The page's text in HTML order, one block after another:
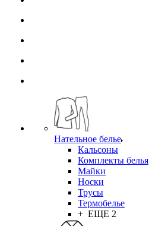
Нательное белье
Кальсоны
Комплекты белья
Майки
Носки
Трусы
Термобелье
+ ЕЩЕ 2